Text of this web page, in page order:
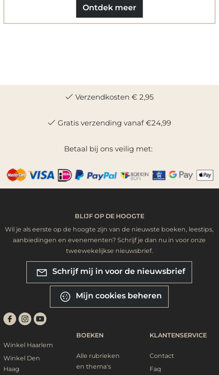
Ontdek meer
Verzendkosten € 2,95
Gratis verzending vanaf €24,99
Betaal bij ons veilig met:
BLIJF OP DE HOOGTE
Wil je als eerste op de hoogte zijn van de nieuwste boeken, leestips,
aanbiedingen en evenementen? Schrijf je dan nu in voor onze
tweewekelijkse nieuwsbrief.
Schrijf mij in voor de nieuwsbrief
Mijn cookies beheren
Winkel Haarlem
Winkel Den
Haag
BOEKEN
Alle rubrieken
en thema's
KLANTENSERVICE
Contact
Faq